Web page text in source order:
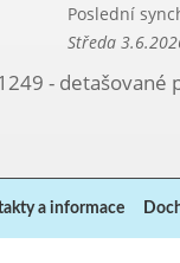
Poslední
Středa
- detašované
a informace